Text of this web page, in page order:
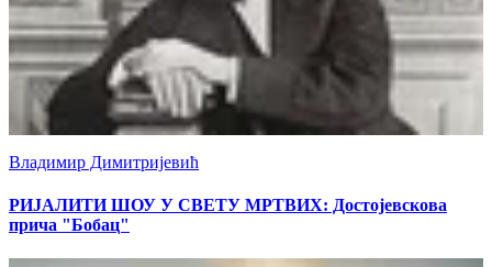
Владимир Димитријевић
РИЈАЛИТИ ШОУ У СВЕТУ МРТВИХ: Достојевскова
прича "Бобац"